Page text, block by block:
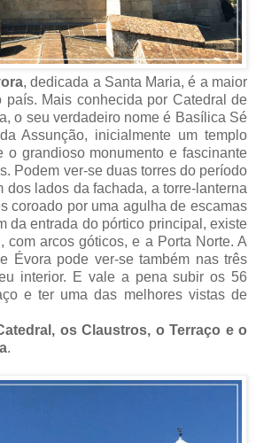
, dedicada a Santa Maria, é a maior
país. Mais conhecida por Catedral de
o seu verdadeiro nome é Basílica Sé
Assunção, inicialmente um templo
o grandioso monumento e fascinante
Podem ver-se duas torres do período
dos lados da fachada, a torre-lanterna
coroado por uma agulha de escamas
da entrada do pórtico principal, existe
com arcos góticos, e a Porta Norte. A
Évora pode ver-se também nas três
interior. E vale a pena subir os 56
e ter uma das melhores vistas de
os Claustros, o Terraço e o
.